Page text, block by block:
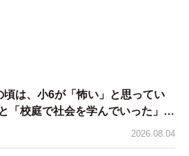
は、小6が「怖い」と思ってい
校庭で社会を学んでいった」
2026.08.04